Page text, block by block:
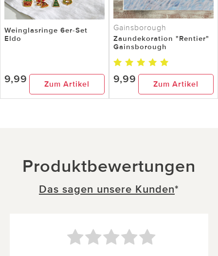
Weinglasringe 6er-Set
Eldo
9,99 Zum Artikel
Gainsborough
Zaundekoration "Rentier"
Gainsborough
9,99 Zum Artikel
Produktbewertungen
Das sagen unsere Kunden*